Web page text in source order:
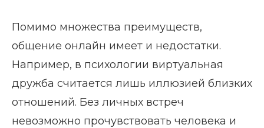
Помимо множества преимуществ,
общение онлайн имеет и недостатки.
Например, в психологии виртуальная
дружба считается лишь иллюзией близких
отношений. Без личных встреч
невозможно прочувствовать человека и